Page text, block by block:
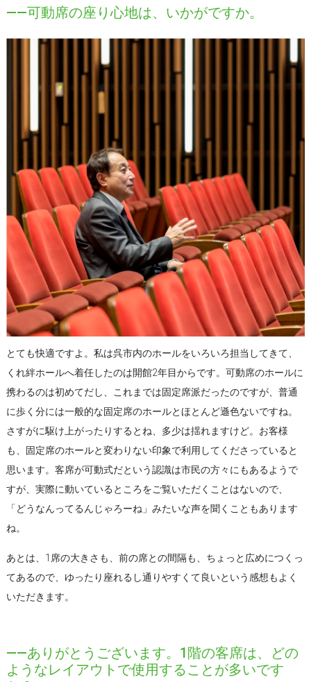
――可動席の座り心地は、いかがですか。
とても快適ですよ。私は呉市内のホールをいろいろ担当してきて、
くれ絆ホールへ着任したのは開館2年目からです。可動席のホールに
携わるのは初めてだし、これまでは固定席派だったのですが、普通
に歩く分には一般的な固定席のホールとほとんど遜色ないですね。
さすがに駆け上がったりするとね、多少は揺れますけど。お客様
も、固定席のホールと変わりない印象で利用してくださっていると
思います。客席が可動式だという認識は市民の方々にもあるようで
すが、実際に動いているところをご覧いただくことはないので、
「どうなんってるんじゃろーね」みたいな声を聞くこともあります
ね。
あとは、1席の大きさも、前の席との間隔も、ちょっと広めにつくっ
てあるので、ゆったり座れるし通りやすくて良いという感想もよく
いただきます。
――ありがとうございます。1階の客席は、どの
ようなレイアウトで使用することが多いです